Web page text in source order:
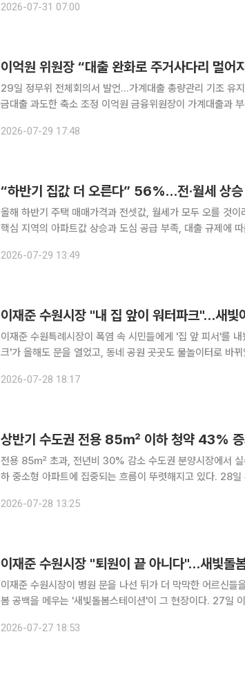
서울 대신 경기나 인천 지역까지 범위를 넓혀 알아보고 있습니
2026-07-31 07:00
이억원 위원장 “대출 완화로 주거사다리 멀어
29일 정무위 전체회의서 발언…가계대출 총량관리 기조 유
금대출 과도한 축소 조정 이억원 금융위원장이 가계대출과 부동산대출에 대한 총량관리 기조를 유
2026-07-29 17:48
“하반기 집값 더 오른다” 56%…전·월세 상승
올해 하반기 주택 매매가격과 전셋값, 월세가 모두 오를 것
핵심 지역의 아파트값 상승과 도심 공급 부족, 대출 규제에
명을 대상으로 온라인 설문조사를 실시한 결과, 응답자의 5
2026-07-29 13:49
이재준 수원시장 "내 집 앞이 워터파크"…새빛
이재준 수원특례시장이 폭염 속 시민들에게 '집 앞 피서'를
크'가 올해도 문을 열었고, 동네 공원 곳곳도 물놀이터로 바뀌었다. 28일 이재준 수원특례
2026-07-28 18:17
상반기 수도권 전용 85㎡ 이하 청약 43%
전용 85㎡ 초과, 전년비 30% 감소 수도권 분양시장에서 실수요자들의 관심이 전용면적 85㎡ 이
하 중소형 아파트에 집중되는 흐름이 뚜렷해지고 있다. 28일 부동산 전문 리서치업체 리얼투데이가
2026-07-28 13:25
이재준 수원시장 "퇴원이 끝 아니다"…새빛돌
이재준 수원시장이 병원 문을 나선 뒤가 더 막막한 어르신들
봄 공백을 메우는 '새빛돌봄스테이션'이 그 현장이다. 27일 이재준 수원시장이 자신의 페이스북을
2026-07-27 18:53